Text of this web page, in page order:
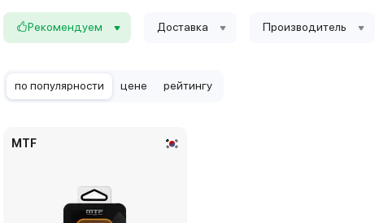
Рекомендуем Доставка Производитель
по популярности цене рейтингу
MTF